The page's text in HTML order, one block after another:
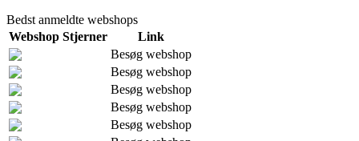
Bedst anmeldte webshops
Webshop Stjerner
Link
Besøg webshop
Besøg webshop
Besøg webshop
Besøg webshop
Besøg webshop